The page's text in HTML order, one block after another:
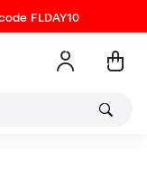
FLDAY10